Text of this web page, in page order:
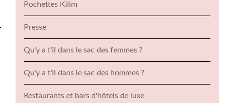
Pochettes Kilim
Presse
Qu'y a t'il dans le sac des femmes ?
Qu'y a t'il dans le sac des hommes ?
Restaurants et bars d'hôtels de luxe